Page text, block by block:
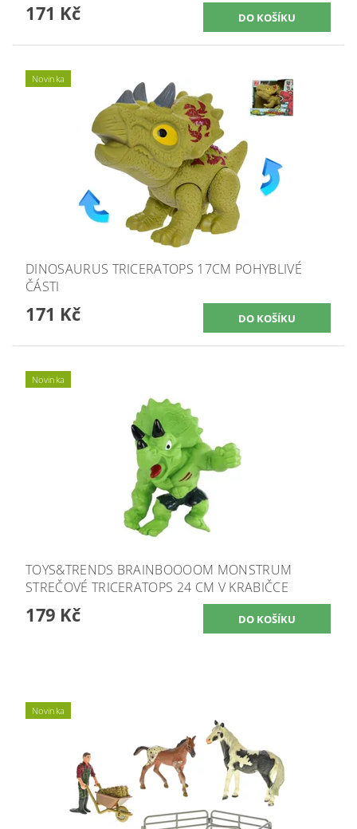
171 Kč
Novinka
DINOSAURUS TRICERATOPS 17CM POHYBLIVÉ
ČÁSTI
171 Kč
Novinka
TOYS&TRENDS BRAINBOOOOM MONSTRUM
STREČOVÉ TRICERATOPS 24 CM V KRABIČCE
179 Kč
Novinka